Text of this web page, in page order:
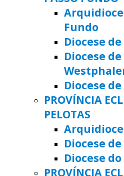
Fundo
Diocese
Diocese
Diocese
PROVÍNCIA
PELOTAS
Diocese
Diocese
PROVÍNCIA